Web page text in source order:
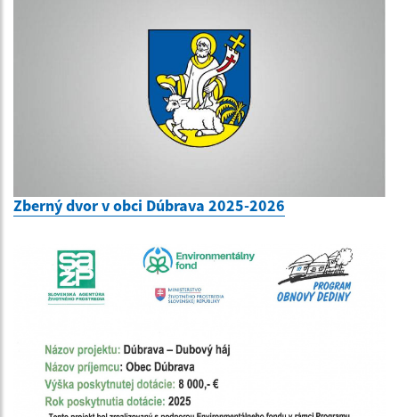
Zberný dvor v obci Dúbrava 2025-2026